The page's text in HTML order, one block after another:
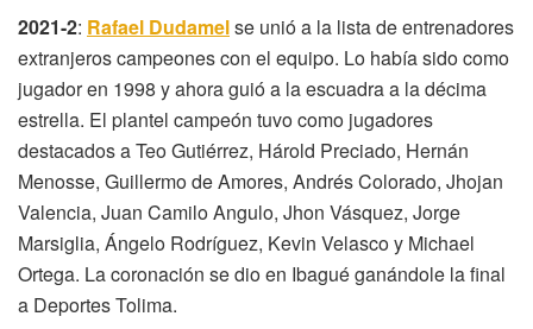
2021-2: Rafael Dudamelse unió a la lista de entrenadores
extranjeros campeones con el equipo. Lo había sido como
jugador en 1998 y ahora guió a la escuadra a la décima
estrella. El plantel campeón tuvo como jugadores
destacados a Teo Gutiérrez, Hárold Preciado, Hernán
Menosse, Guillermo de Amores, Andrés Colorado, Jhojan
Valencia, Juan Camilo Angulo, Jhon Vásquez, Jorge
Marsiglia, Ángelo Rodríguez, Kevin Velasco y Michael
Ortega. La coronación se dio en Ibagué ganándole la final
a Deportes Tolima.